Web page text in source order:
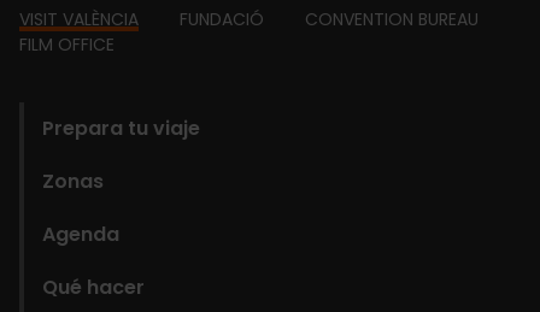
Footer
VISIT VALÈNCIA FUNDACIÓ
CONVENTION BUREAU
FILM OFFICE
Prepara tu viaje
Zonas
Agenda
Qué hacer